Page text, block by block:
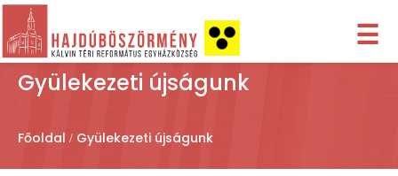
☰
Gyülekezeti újságunk
Főoldal Gyülekezeti újságunk